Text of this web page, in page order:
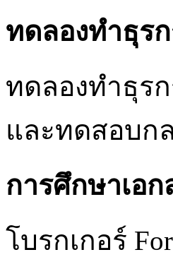
ทดลองทำธุร
ทดลองทำธุร
และทดสอบก
การศึกษาเอ
โบรกเกอร์